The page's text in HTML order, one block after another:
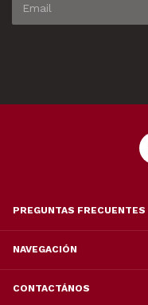
PREGUNTAS FRECUENTES
NAVEGACIÓN
CONTACTÁNOS